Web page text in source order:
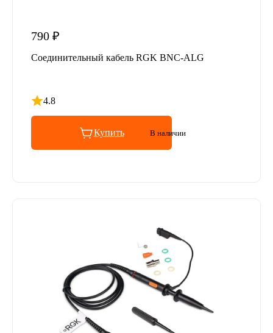
790 ₽
Соединительный кабель RGK BNC-ALG
4.8
Рейтинг 4.8 из 5
Купить В наличии